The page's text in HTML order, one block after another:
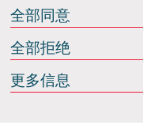
全部同意
全部拒绝
更多信息